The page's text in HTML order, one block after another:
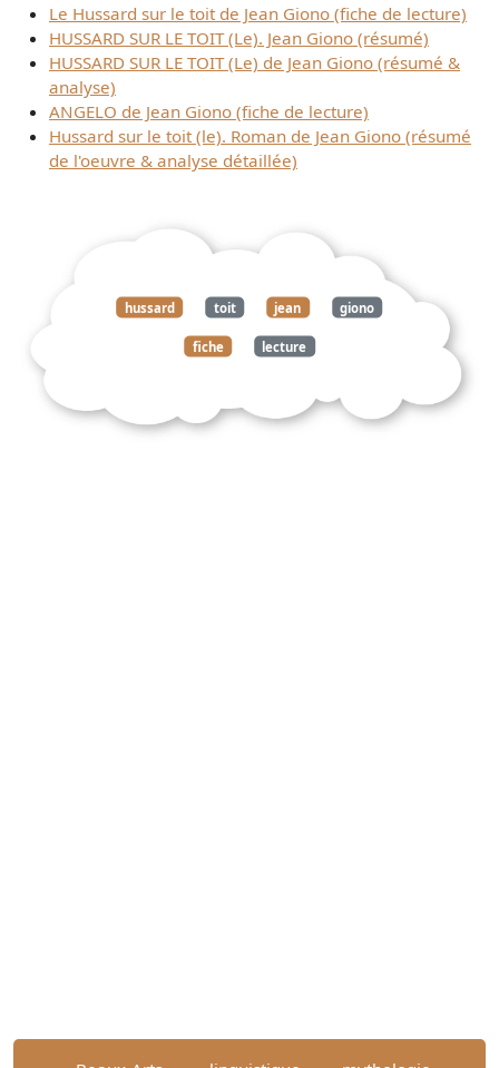
Le Hussard sur le toit de Jean Giono (fiche de lecture)
HUSSARD SUR LE TOIT (Le). Jean Giono (résumé)
HUSSARD SUR LE TOIT (Le) de Jean Giono (résumé &
analyse)
ANGELO de Jean Giono (fiche de lecture)
Hussard sur le toit (le). Roman de Jean Giono (résumé
de l'oeuvre & analyse détaillée)
hussard toit jean giono
fiche lecture